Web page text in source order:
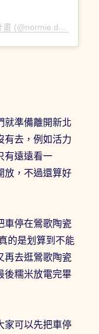
A post shared by 糯米寶的下巴養成計畫 (@normie.daily)
就準備離開新北
有去，例如活力
有遠遠看一
放，不過還算好
車停在鶯歌陶瓷
的是划算到不能
再去逛鶯歌陶瓷
後糯米放電完畢
家可以先把車停